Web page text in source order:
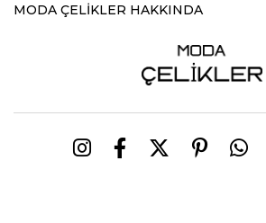
MODA ÇELİKLER HAKKINDA